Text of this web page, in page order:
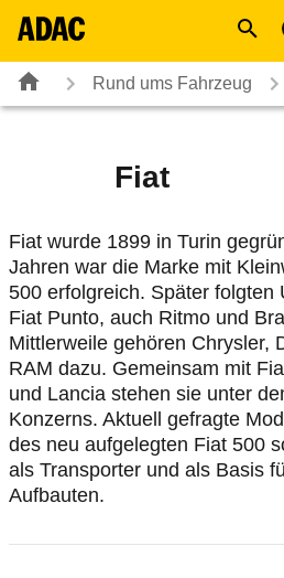
Rund ums Fahrzeug
Fiat
Fiat wurde 1899 in Turin
Jahren war die Marke mit
500 erfolgreich. Später folgten
Fiat Punto, auch Ritmo und
Mittlerweile gehören Chrysler,
RAM dazu. Gemeinsam mit
und Lancia stehen sie unter
Konzerns. Aktuell gefragte
des neu aufgelegten Fiat 500
als Transporter und als Basis
Aufbauten.